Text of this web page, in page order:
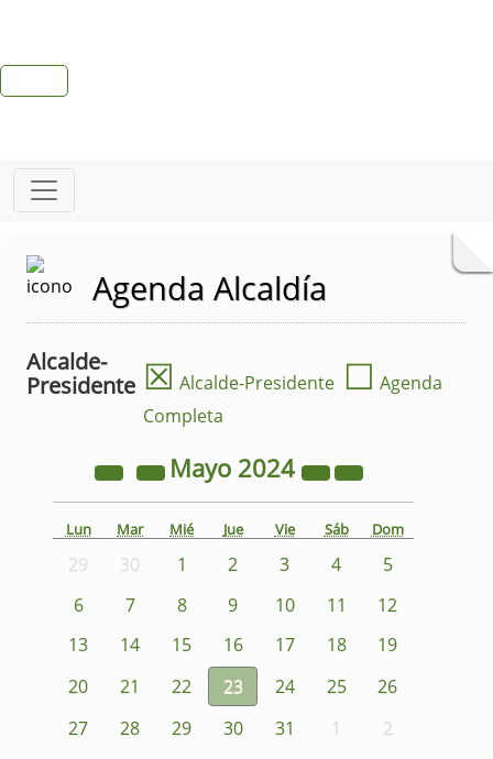
Agenda Alcaldía
Alcalde-
Presidente ☒ Alcalde-Presidente ☐ Agenda
Completa
Mayo 2024
Lun Mar Mié Jue Vie Sáb Dom
29 30 1 2 3 4
5
6
7 8 9 10 11
12
13
14 15 16 17 18
19
20
21 22 23 24 25
26
27
28 29 30 31 1 2